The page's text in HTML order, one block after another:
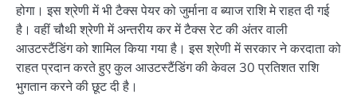
होगा। इस श्रेणी में भी टैक्स पेयर को जुर्माना व ब्याज राशि मे राहत दी गई
है। वहीं चौथी श्रेणी में अन्तरीय कर में टैक्स रेट की अंतर वाली
आउटस्टैंडिंग को शामिल किया गया है। इस श्रेणी में सरकार ने करदाता को
राहत प्रदान करते हुए कुल आउटस्टैंडिंग की केवल 30 प्रतिशत राशि
भुगतान करने की छूट दी है।